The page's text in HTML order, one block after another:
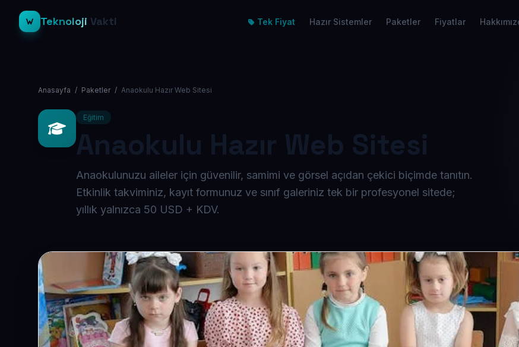
Teknoloji Vakti Tek Fiyat Hazır Sistemler Paketler Fiyatlar
Anasayfa / Paketler / Anaokulu Hazır Web Sitesi
Eğitim
Anaokulu Hazır Web Sitesi
Anaokulunuzu aileler için güvenilir, samimi ve görsel açıdan çekici biçimde tanıtın.
Etkinlik takviminiz, kayıt formunuz ve sınıf galeri­niz tek bir profesyonel sitede;
yıllık yalnızca 50 USD + KDV.